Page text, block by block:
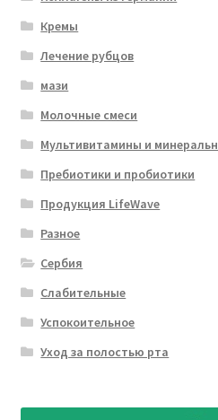
Кремы
Лечение рубцов
мази
Молочные смеси
Мультивитамины и
Пребиотики и пробиотики
Продукция LifeWave
Разное
Сербия
Слабительные
Успокоительное
Уход за полостью рта